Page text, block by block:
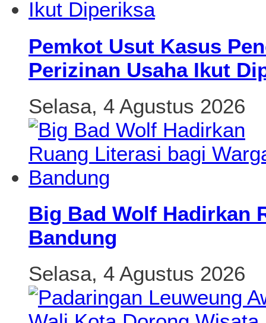
Pemkot Usut Kasus
Perizinan Usaha Ikut
Selasa, 4 Agustus 2026
Big Bad Wolf Hadirkan
Bandung
Selasa, 4 Agustus 2026